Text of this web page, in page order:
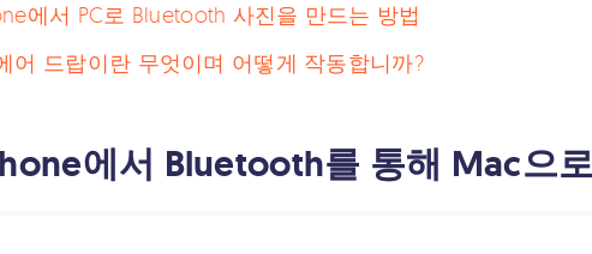
에서 PC로 Bluetooth 사진을 만드는 방법
어 드랍이란 무엇이며 어떻게 작동합니까?
에서 Bluetooth를 통해 Mac으